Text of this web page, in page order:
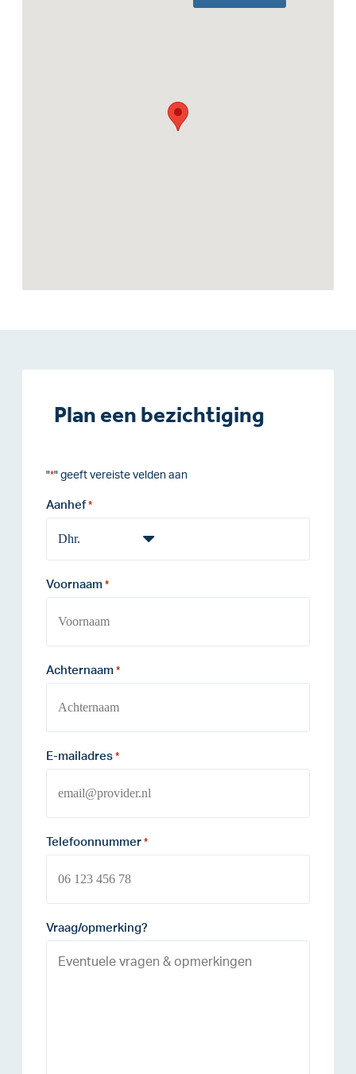
Plan een bezichtiging
"*" geeft vereiste velden aan
Aanhef *
Voornaam *
Achternaam *
E-mailadres *
Telefoonnummer *
Vraag/opmerking?